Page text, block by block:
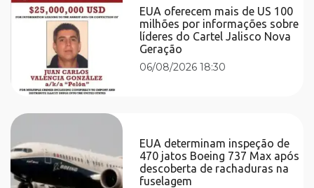
EUA oferecem mais de US 100
milhões por informações sobre
líderes do Cartel Jalisco Nova
Geração
06/08/2026 18:30
EUA determinam inspeção de
470 jatos Boeing 737 Max após
descoberta de rachaduras na
fuselagem